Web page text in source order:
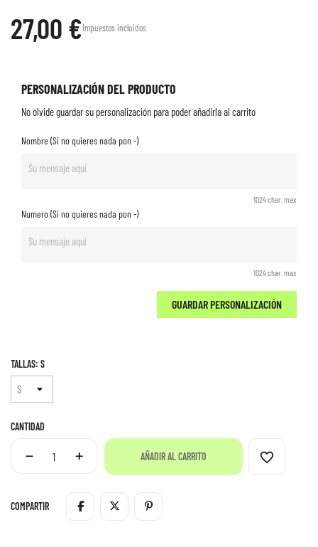
27,00 €Impuestos incluidos
PERSONALIZACIÓN DEL PRODUCTO
No olvide guardar su personalización para poder añadirla al carrito
Nombre (Si no quieres nada pon -)
1024 char. max
Numero (Si no quieres nada pon -)
1024 char. max
GUARDAR PERSONALIZACIÓN
TALLAS: S
CANTIDAD
AÑADIR AL CARRITO favorite_border
COMPARTIR